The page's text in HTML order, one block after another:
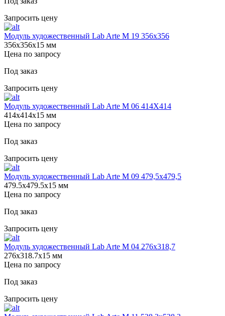
Запросить цену
Модуль художественный Lab Arte М 19 356х356
356х356х15 мм
Цена по запросу
Под заказ
Запросить цену
Модуль художественный Lab Arte М 06 414Х414
414х414х15 мм
Цена по запросу
Под заказ
Запросить цену
Модуль художественный Lab Arte М 09 479,5х479,5
479.5х479.5х15 мм
Цена по запросу
Под заказ
Запросить цену
Модуль художественный Lab Arte М 04 276х318,7
276х318.7х15 мм
Цена по запросу
Под заказ
Запросить цену